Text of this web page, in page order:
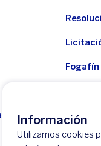
Información
Utilizamos cookies
Fogafín